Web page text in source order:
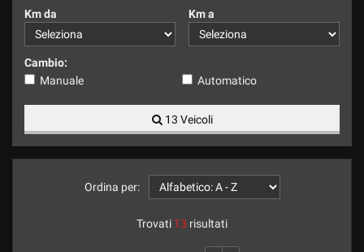
Km da Km a
Cambio:
Manuale
Automatico
13 Veicoli
Ordina per:
Trovati 13 risultati
e
svolgere
attività
di
seguito
descritte.
ottenere